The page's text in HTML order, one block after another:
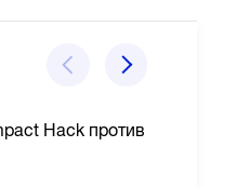
Hack против